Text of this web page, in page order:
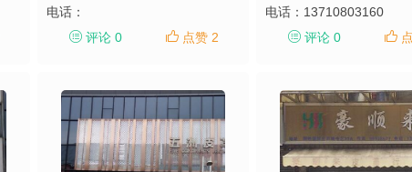
电话：
评论 0
点赞 2
电话： 13710803160
评论 0